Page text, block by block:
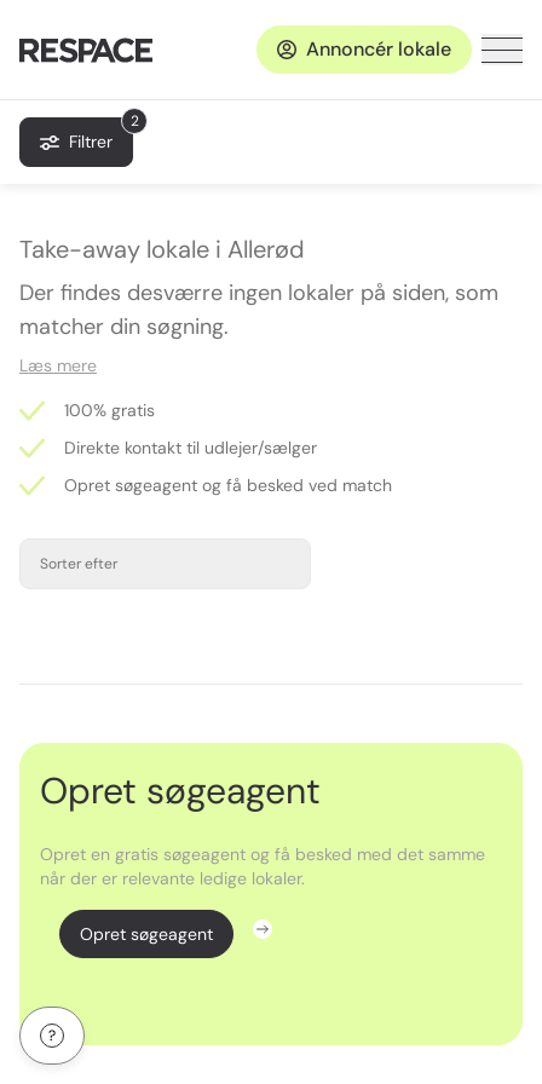
Annoncér lokale
2
Filtrer
Take-away lokale i Allerød
Der findes desværre ingen lokaler på siden, som
matcher din søgning.
Læs mere
100% gratis
Direkte kontakt til udlejer/sælger
Opret søgeagent og få besked ved match
Sorter efter
Opret søgeagent
Opret en gratis søgeagent og få besked med det samme
når der er relevante ledige lokaler.
Opret søgeagent